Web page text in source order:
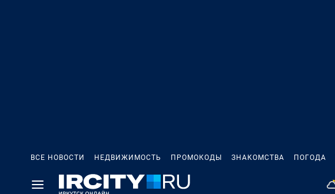
ВСЕ НОВОСТИ НЕДВИЖИМОСТЬ ПРОМОКОДЫ ЗНАКОМСТВА ПОГОДА